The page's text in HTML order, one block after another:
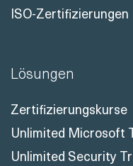
ISO-Zertifizierungen
Lösungen
Zertifizierungskurse
Unlimited Microsoft
Unlimited Security